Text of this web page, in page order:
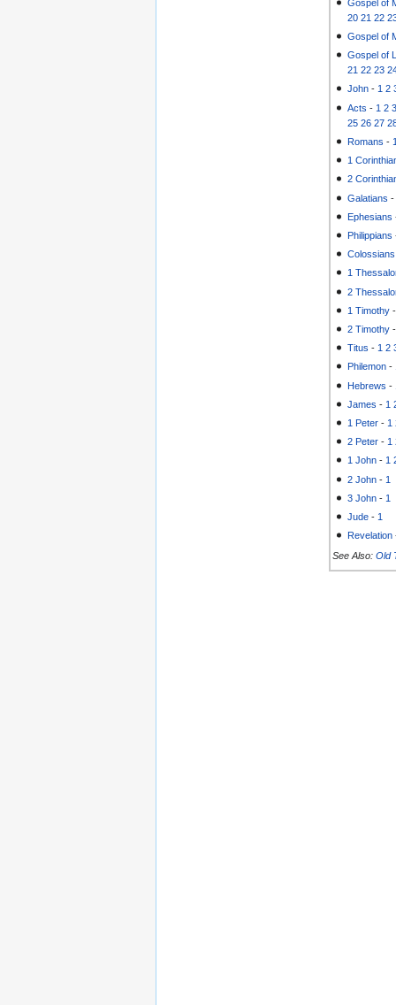
Gospel of
20 21 22
Gospel of
Gospel of
21 22 23
John -1 2
Acts - 1 2
25 26 27
Romans -
1
2
Galatians
Ephesians
Philippians
Colossians
1
2
1 Timothy
2 Timothy
Titus - 1 2
Philemon -
Hebrews -
James - 1
1 Peter - 1
2 Peter - 1
1 John - 1
2 John - 1
3 John - 1
Jude - 1
Revelation
See Also: Old